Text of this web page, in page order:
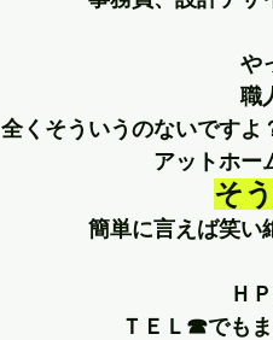
や
職
全くそういうのないですよ
アットホー
そ
簡単に言えば笑い
Ｈ
ＴＥＬ☎でも